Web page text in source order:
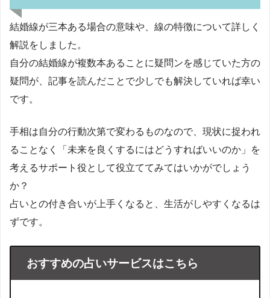
結婚線が三本ある場合の意味や、線の特徴について詳しく
解説をしました。
自分の結婚線が複数本あることに疑問ンを感じていた方の
疑問が、記事を読んだことで少しでも解決していれば幸い
です。
手相は自分の行動次第で変わるものなので、現状に捉われ
ることなく「未来を良くするにはどうすればいいのか」を
考えるサポート役として役立ててみてはいかがでしょう
か？
占いとの付き合いが上手くなると、生活がしやすくなるは
ずです。
おすすめの占いサービスはこちら